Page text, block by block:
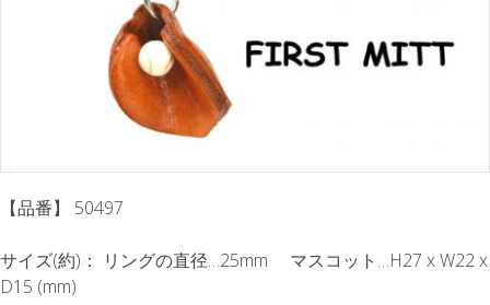
【品番】 50497
サイズ(約)： リングの直径…25mm マスコット…H27 x W22 x
D15 (mm)